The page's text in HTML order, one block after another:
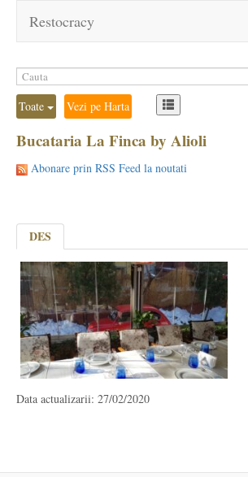
Restocracy
Toate Vezi pe Harta
Bucataria La Finca by Alioli
Abonare prin RSS Feed la noutati
DES
Data actualizarii: 27/02/2020